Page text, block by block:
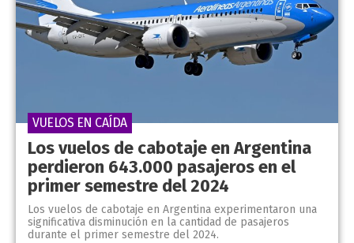
Los vuelos de cabotaje en Argentina
perdieron 643.000 pasajeros en el
primer semestre del 2024
Los vuelos de cabotaje en Argentina experimentaron una
significativa disminución en la cantidad de pasajeros
durante el primer semestre del 2024.
VUELOS EN CAÍDA